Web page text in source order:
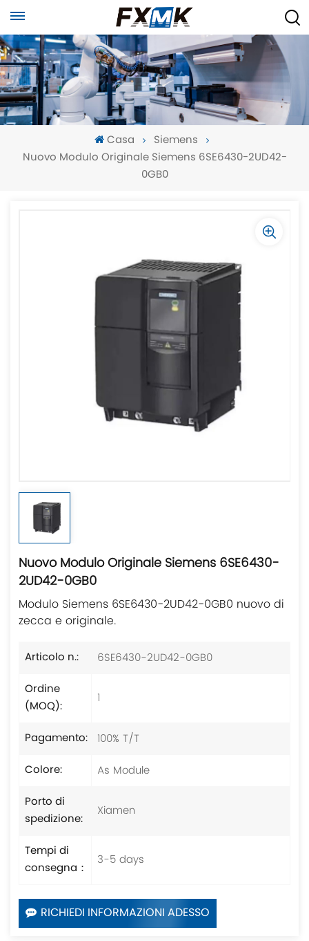
Casa
Siemens
Nuovo Modulo Originale Siemens 6SE6430-2UD42-
0GB0
Nuovo Modulo Originale Siemens 6SE6430-
2UD42-0GB0
Modulo Siemens 6SE6430-2UD42-0GB0 nuovo di
zecca e originale.
Articolo n.:
6SE6430-2UD42-0GB0
Ordine
(MOQ):
1
Pagamento: 100% T/T
Colore:
As Module
Porto di
spedizione:
Xiamen
Tempi di
consegna：
3-5 days
RICHIEDI INFORMAZIONI ADESSO